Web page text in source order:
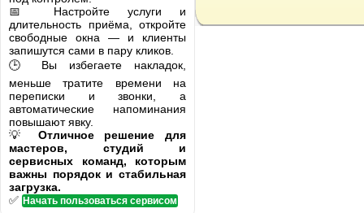
📅 Настройте услуги и
длительность приёма, откройте
свободные окна — и клиенты
запишутся сами в пару кликов.
🕒 Вы избегаете накладок,
меньше тратите времени на
переписки и звонки, а
автоматические напоминания
повышают явку.
💡 Отличное решение для
мастеров, студий и
сервисных команд, которым
важны порядок и стабильная
загрузка.
✅ Начать пользоваться сервисом